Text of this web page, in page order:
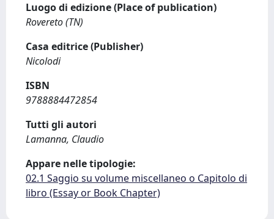
Luogo di edizione (Place of publication)
Rovereto (TN)
Casa editrice (Publisher)
Nicolodi
ISBN
9788884472854
Tutti gli autori
Lamanna, Claudio
Appare nelle tipologie:
02.1 Saggio su volume miscellaneo o Capitolo di
libro (Essay or Book Chapter)